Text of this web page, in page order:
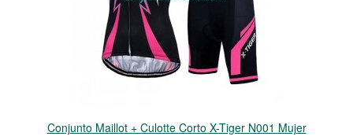
Conjunto Maillot + Culotte Corto X-Tiger N001 Mujer